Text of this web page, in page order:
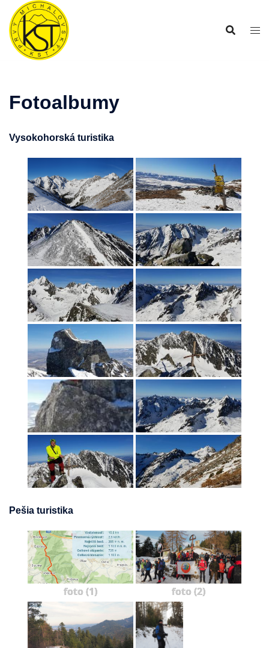
Preskočiť
obsah
Fotoalbumy
Vysokohorská turistika
Pešia turistika
foto (1) foto (2)